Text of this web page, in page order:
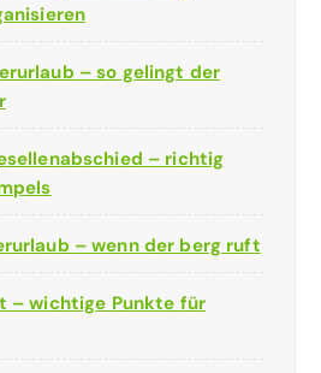
– so gelingt der
– richtig
– wenn der berg ruft
– wichtige Punkte für